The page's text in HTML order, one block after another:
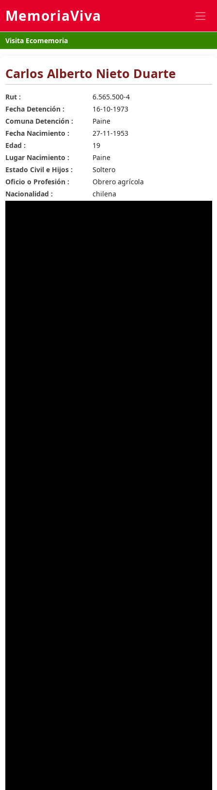
MemoriaViva
Visita Ecomemoria
Carlos Alberto Nieto Duarte
Rut :
6.565.500-4
Fecha Detención :
16-10-1973
Comuna Detención :
Paine
Fecha Nacimiento :
27-11-1953
Edad :
19
Lugar Nacimiento :
Paine
Estado Civil e Hijos :
Soltero
Oficio o Profesión :
Obrero agrícola
Nacionalidad :
chilena